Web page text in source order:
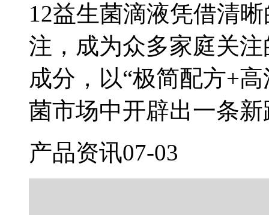
12益生菌滴液凭借清
注，成为众多家庭关
成分，以“极简配方+
菌市场中开辟出一条
产品资讯07-03